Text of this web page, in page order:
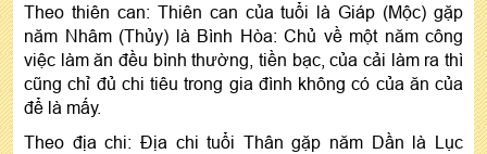
Theo thiên can: Thiên can của tuổi là Giáp (Mộc) gặp
năm Nhâm (Thủy) là Bình Hòa: Chủ về một năm công
việc làm ăn đều bình thường, tiền bạc, của cải làm ra thì
cũng chỉ đủ chi tiêu trong gia đình không có của ăn của
để là mấy.
Theo địa chi: Địa chi tuổi Thân gặp năm Dần là Lục